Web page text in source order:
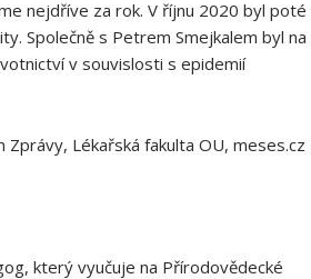
nejdříve za rok. V říjnu 2020 byl poté
Společně s Petrem Smejkalem byl na
v souvislosti s epidemií
Lékařská fakulta OU, meses.cz
který vyučuje na Přírodovědecké